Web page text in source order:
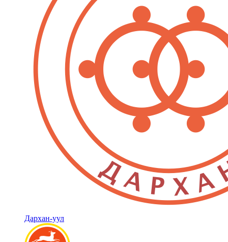
Дархан-уул